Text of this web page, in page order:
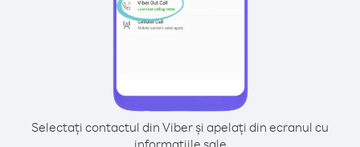
Selectați contactul din Viber și apelați din ecranul cu
informațiile sale